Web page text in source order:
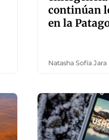
continúan
en la
Natasha Sofía Jara